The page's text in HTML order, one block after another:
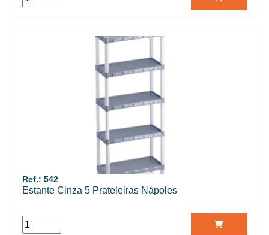
Ref.: 542
Estante Cinza 5 Prateleiras Nápoles